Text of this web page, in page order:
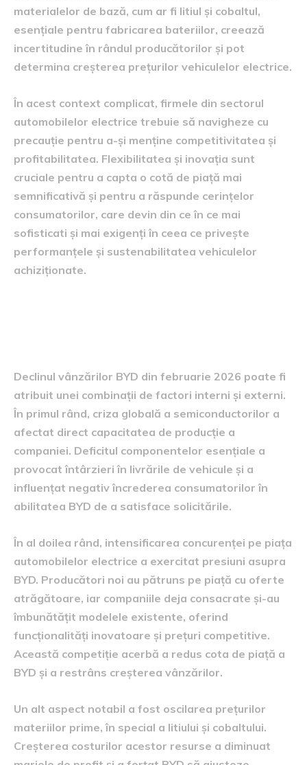
materialelor de bază, cum ar fi litiul și cobaltul,
esențiale pentru fabricarea bateriilor, creează
incertitudine în rândul producătorilor și pot
determina creșterea prețurilor vehiculelor electrice.
În acest context complicat, firmele din sectorul
automobilelor electrice trebuie să navigheze cu
precauție pentru a-și menține competitivitatea și
profitabilitatea. Flexibilitatea și inovația sunt
cruciale pentru a capta o cotă de piață mai
semnificativă și pentru a răspunde cerințelor
consumatorilor, care devin din ce în ce mai
sofisticati și mai exigenți în ceea ce privește
performanțele și sustenabilitatea vehiculelor
achiziționate.
Declinul vânzărilor BYD din februarie 2026 poate fi
atribuit unei combinații de factori interni și externi.
În primul rând, criza globală a semiconductorilor a
afectat direct capacitatea de producție a
companiei. Deficitul componentelor esențiale a
provocat întârzieri în livrările de vehicule și a
influențat negativ încrederea consumatorilor în
abilitatea BYD de a satisface solicitările.
În al doilea rând, intensificarea concurenței pe piața
automobilelor electrice a exercitat presiuni asupra
BYD. Producători noi au pătruns pe piață cu oferte
atrăgătoare, iar companiile deja consacrate și-au
îmbunătățit modelele existente, oferind
funcționalități inovatoare și prețuri competitive.
Această competiție acerbă a redus cota de piață a
BYD și a restrâns creșterea vânzărilor.
Un alt aspect notabil a fost oscilarea prețurilor
materiilor prime, în special a litiului și cobaltului.
Creșterea costurilor acestor resurse a diminuat